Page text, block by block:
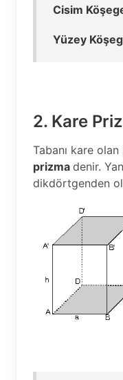
Cisim
Yüzey
2. Kare
Tabanı kare
prizma denir.
dikdörtgenden